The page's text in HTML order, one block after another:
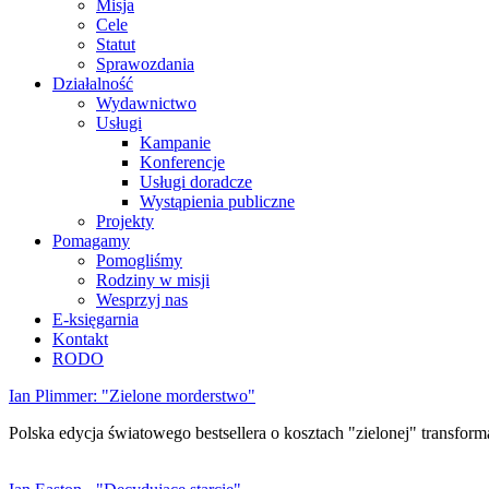
Misja
Cele
Statut
Sprawozdania
Działalność
Wydawnictwo
Usługi
Kampanie
Konferencje
Usługi doradcze
Wystąpienia publiczne
Projekty
Pomagamy
Pomogliśmy
Rodziny w misji
Wesprzyj nas
E-księgarnia
Kontakt
RODO
Ian Plimmer: "Zielone morderstwo"
Polska edycja światowego bestsellera o kosztach "zielonej"